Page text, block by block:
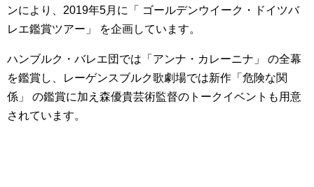
ンにより、2019年5月に「 ゴールデンウイーク・ドイツバ
レエ鑑賞ツアー」 を企画しています。
ハンブルク・バレエ団では「アンナ・カレーニナ」 の全幕
を鑑賞し、レーゲンスブルク歌劇場では新作「危険な関
係」 の鑑賞に加え森優貴芸術監督のトークイベントも用意
されています。